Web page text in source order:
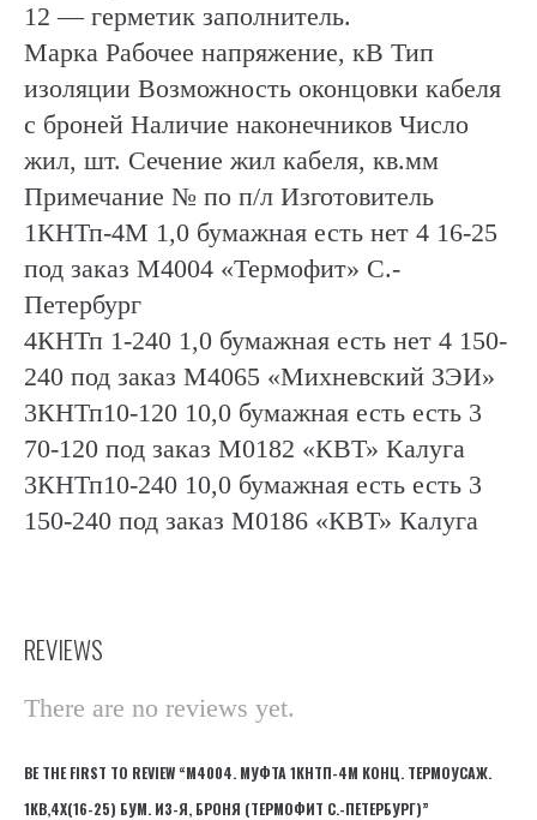
12 — герметик заполнитель.
Марка Рабочее напряжение, кВ Тип
изоляции Возможность оконцовки кабеля
с броней Наличие наконечников Число
жил, шт. Сечение жил кабеля, кв.мм
Примечание № по п/л Изготовитель
1КНТп-4М 1,0 бумажная есть нет 4 16-25
под заказ М4004 «Термофит» С.-
Петербург
4КНТп 1-240 1,0 бумажная есть нет 4 150-
240 под заказ М4065 «Михневский ЗЭИ»
3КНТп10-120 10,0 бумажная есть есть 3
70-120 под заказ М0182 «КВТ» Калуга
3КНТп10-240 10,0 бумажная есть есть 3
150-240 под заказ М0186 «КВТ» Калуга
REVIEWS
There are no reviews yet.
BE THE FIRST TO REVIEW “М4004. МУФТА 1КНТП-4М КОНЦ. ТЕРМОУСАЖ.
1КВ,4Х(16-25) БУМ. ИЗ-Я, БРОНЯ (ТЕРМОФИТ С.-ПЕТЕРБУРГ)”